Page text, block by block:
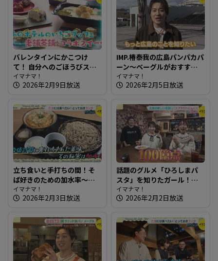
バレンタインにかこつけ
て！ 自分へのごほうびスイ
ーツを知りたガール【街ネ
タ！知りたガール】
イマナマ！
2026年2月9日放送
IMP.椿泰我の広島パンパカパ
ーン～ベーグルがおすす
め！生ドーナツも絶品のパ
ン屋さん
イマナマ！
2026年2月5日放送
立ち食いと手打ちの間！そ
ば好きのための加水率～江
戸そば 孫吉【たまにはそと
ランチ】
イマナマ！
2026年2月3日放送
話題のグルメ「ひろしまパ
スタ」を知りたガール！
【街ネタ！知りたガール】
イマナマ！
2026年2月2日放送